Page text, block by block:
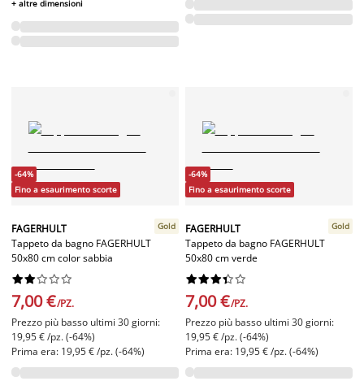
+ altre dimensioni
-64%
Fino a esaurimento scorte
FAGERHULT
Tappeto da bagno FAGERHULT
50x80 cm color sabbia
Gold






7,00 €/PZ.
Prezzo più basso ultimi 30 giorni:
19,95 € /pz. (-64%)
Prima era: 19,95 € /pz. (-64%)
-64%
Fino a esaurimento scorte
FAGERHULT
Tappeto da bagno FAGERHULT
50x80 cm verde
Gold






7,00 €/PZ.
Prezzo più basso ultimi 30 giorni:
19,95 € /pz. (-64%)
Prima era: 19,95 € /pz. (-64%)